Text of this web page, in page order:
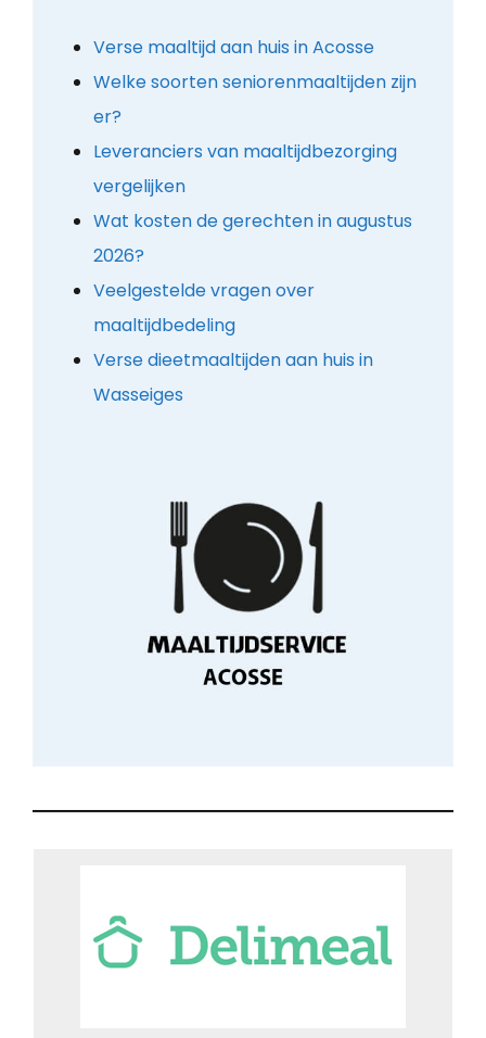
Verse maaltijd aan huis in Acosse
Welke soorten seniorenmaaltijden zijn
er?
Leveranciers van maaltijdbezorging
vergelijken
Wat kosten de gerechten in augustus
2026?
Veelgestelde vragen over
maaltijdbedeling
Verse dieetmaaltijden aan huis in
Wasseiges